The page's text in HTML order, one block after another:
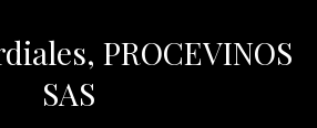
PROCEVINOS
SAS